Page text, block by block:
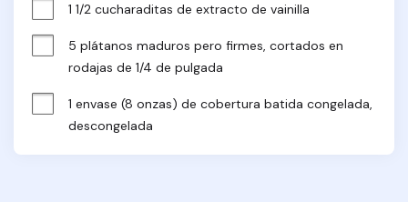
1 1/2 cucharaditas de extracto de vainilla
5 plátanos maduros pero firmes, cortados en
rodajas de 1/4 de pulgada
1 envase (8 onzas) de cobertura batida congelada,
descongelada